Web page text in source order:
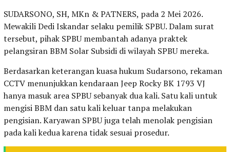
SUDARSONO, SH, MKn & PATNERS, pada 2 Mei 2026.
Mewakili Dedi Iskandar selaku pemilik SPBU. Dalam surat
tersebut, pihak SPBU membantah adanya praktek
pelangsiran BBM Solar Subsidi di wilayah SPBU mereka.
Berdasarkan keterangan kuasa hukum Sudarsono, rekaman
CCTV menunjukkan kendaraan Jeep Rocky BK 1793 VJ
hanya masuk area SPBU sebanyak dua kali. Satu kali untuk
mengisi BBM dan satu kali keluar tanpa melakukan
pengisian. Karyawan SPBU juga telah menolak pengisian
pada kali kedua karena tidak sesuai prosedur.